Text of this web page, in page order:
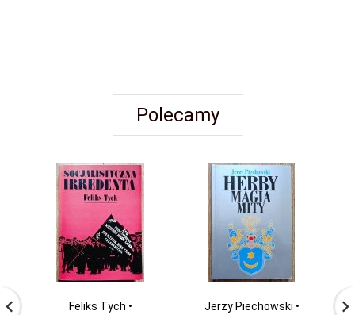
Polecamy
Feliks Tych •
Jerzy Piechowski •